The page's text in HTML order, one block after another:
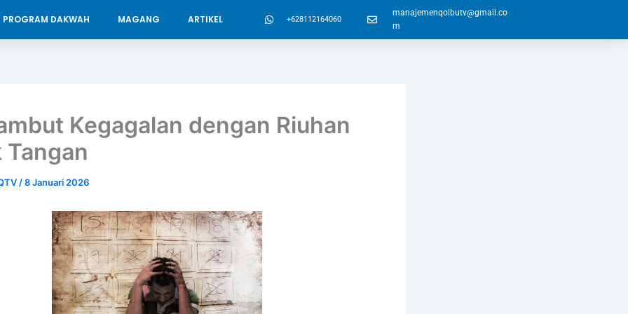
PROGRAM DAKWAH MAGANG ARTIKEL +628112164060
manajemenqolbutv@gmail.co
m
Kegagalan dengan Riuhan
Tangan
/8 Januari 2026